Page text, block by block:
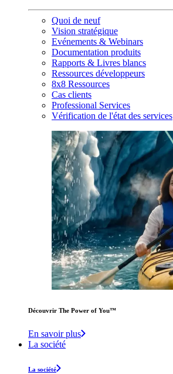
Quoi de neuf
Vision stratégique
Evénements & Webinars
Documentation produits
Rapports & Livres blancs
Ressources développeurs
8x8 Ressources
Cas clients
Professional Services
Vérification de l'état des services
Découvrir The Power of You™️
En savoir plus
La société
La société